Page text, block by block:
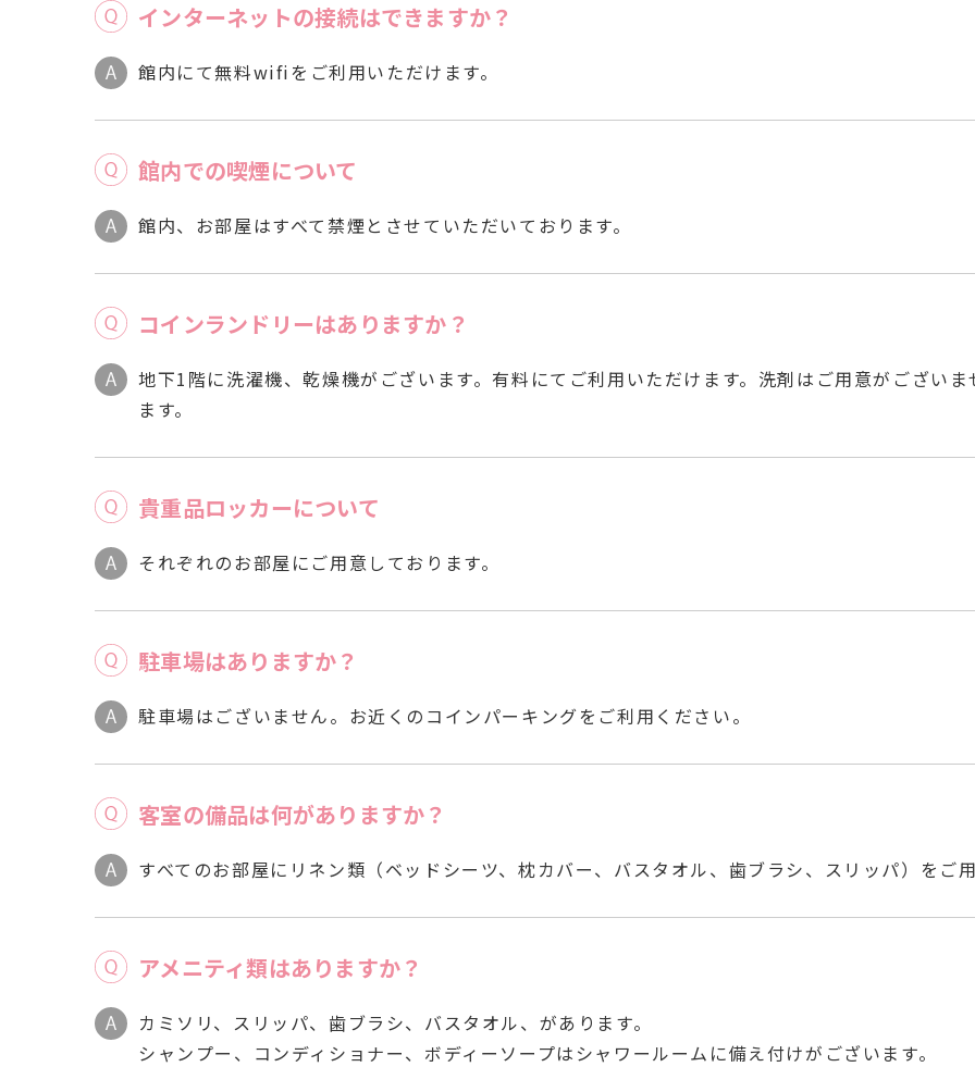
インターネットの接続はできますか？
館内にて無料wifiをご利用いただけます。
館内での喫煙について
館内、お部屋はすべて禁煙とさせていただいております。
コインランドリーはありますか？
地下1階に洗濯機、乾燥機がございます。有料にてご利用いただけます。洗剤はご用意がござい
ます。
貴重品ロッカーについて
それぞれのお部屋にご用意しております。
駐車場はありますか？
駐車場はございません。お近くのコインパーキングをご利用ください。
客室の備品は何がありますか？
すべてのお部屋にリネン類（ベッドシーツ、枕カバー、バスタオル、歯ブラシ、スリッパ）をご用
アメニティ類はありますか？
カミソリ、スリッパ、歯ブラシ、バスタオル、があります。
シャンプー、コンディショナー、ボディーソープはシャワールームに備え付けがございます。